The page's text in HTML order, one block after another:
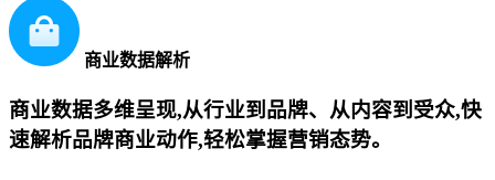
商业数据解析
商业数据多维呈现,从行业到品牌、从内容到受众,快
速解析品牌商业动作,轻松掌握营销态势。